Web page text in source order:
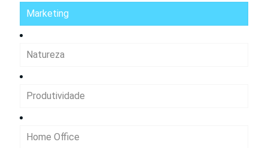
Marketing
Natureza
Produtividade
Home Office